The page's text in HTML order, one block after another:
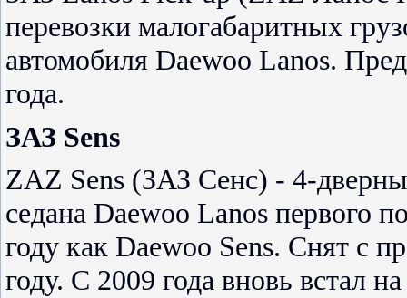
перевозки малогабаритных
автомобиля Daewoo Lanos.
года.
ЗАЗ Sens
ZAZ Sens (ЗАЗ Сенс) - 4-
седана Daewoo Lanos первого
году как Daewoo Sens. Снят с
году. С 2009 года вновь встал